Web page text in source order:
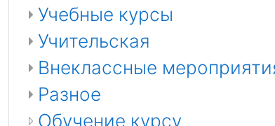
Учебные курсы
Учительская
Внеклассные
Разное
Обучение курсу